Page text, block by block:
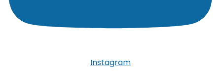
Instagram